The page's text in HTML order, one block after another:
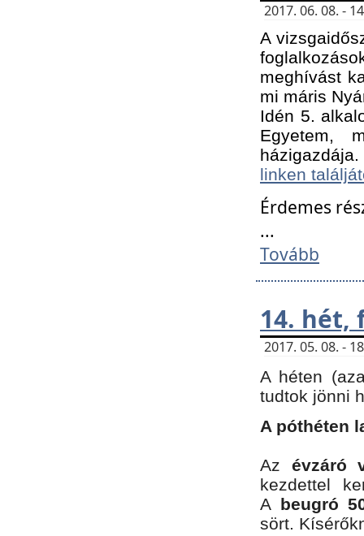
2017. 06. 08. -
A
meghívást
mi máris
Idén 5.
Egyetem,
linken
Érdemes
...
Tovább
14. hét,
2017. 05. 08. -
A héten
tudtok jönni
A póthéten
Az évzáró
kezdettel
A beugró
sört.